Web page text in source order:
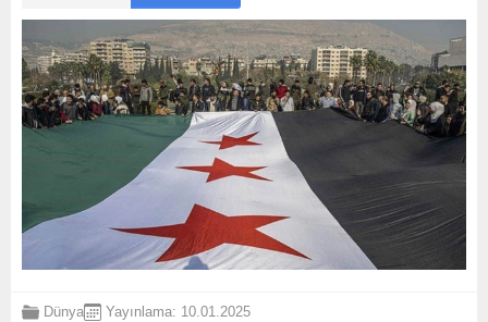
Dünya Yayınlama: 10.01.2025